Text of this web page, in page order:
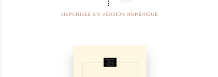
DISPONIBLE EN VERSION NUMÉRIQUE